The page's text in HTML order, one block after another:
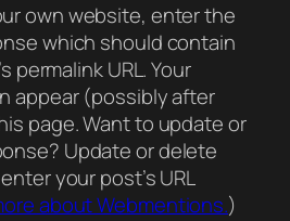
own website, enter the
which should contain
permalink URL. Your
appear (possibly after
page. Want to update or
Update or delete
your post’s URL
about Webmentions.)